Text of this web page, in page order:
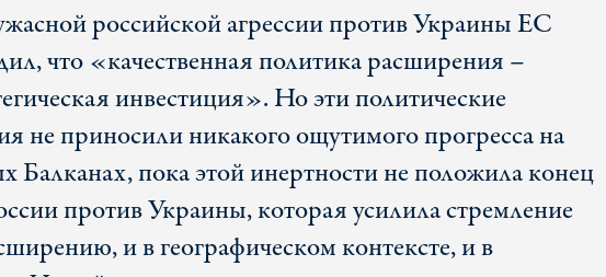
российской агрессии против Украины ЕС
что «качественная политика расширения –
инвестиция». Но эти политические
не приносили никакого ощутимого прогресса на
Балканах, пока этой инертности не положила конец
против Украины, которая усилила стремление
и в географическом контексте, и в